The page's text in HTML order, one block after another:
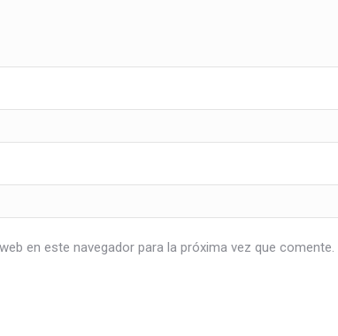
en este navegador para la próxima vez que comente.